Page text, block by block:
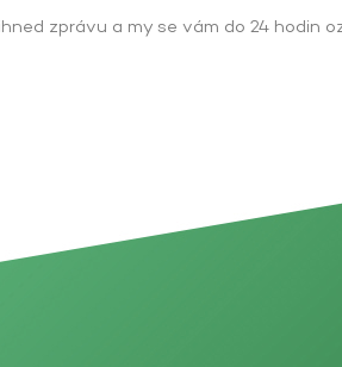
zprávu a my se vám do 24 hodin